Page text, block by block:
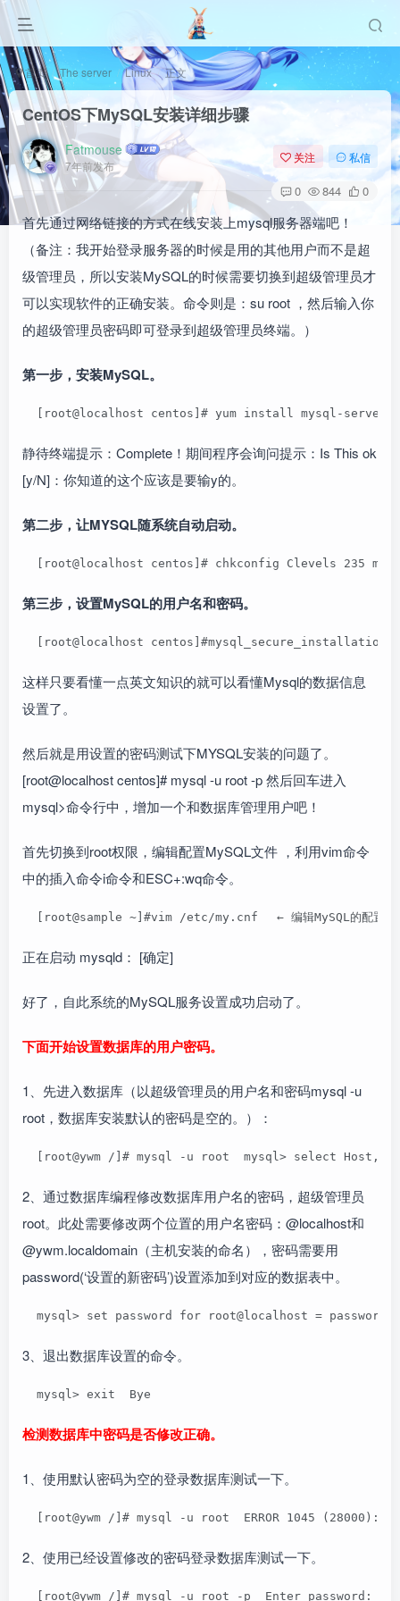
首页 The server Linux 正文
CentOS下MySQL安装详细步骤
Fatmouse
7年前发布
关注 私信
0 844 0
首先通过网络链接的方式在线安装上mysql服务器端吧！
（备注：我开始登录服务器的时候是用的其他用户而不是超
级管理员，所以安装MySQL的时候需要切换到超级管理员才
可以实现软件的正确安装。命令则是：su root ，然后输入你
的超级管理员密码即可登录到超级管理员终端。）
第一步，安装MySQL。
  [root@localhost centos]# yum install mysql-server
静待终端提示：Complete！期间程序会询问提示：Is This ok
[y/N]：你知道的这个应该是要输y的。
第二步，让MYSQL随系统自动启动。
[root@localhost centos]# chkconfig Clevels 235
第三步，设置MySQL的用户名和密码。
  [root@localhost centos]#mysql_secure_installation
这样只要看懂一点英文知识的就可以看懂Mysql的数据信息
设置了。
然后就是用设置的密码测试下MYSQL安装的问题了。
[root@localhost centos]# mysql -u root -p 然后回车进入
mysql>命令行中，增加一个和数据库管理用户吧！
首先切换到root权限，编辑配置MySQL文件 ，利用vim命令
中的插入命令i命令和ESC+:wq命令。
[root@sample ~]#vim /etc/my.cnf　 ← 编辑MySQL的配置文
正在启动 mysqld： [确定]
好了，自此系统的MySQL服务设置成功启动了。
下面开始设置数据库的用户密码。
1、先进入数据库（以超级管理员的用户名和密码mysql -u
root，数据库安装默认的密码是空的。）：
[root@ywm /]# mysql -u root  mysql> select
2、通过数据库编程修改数据库用户名的密码，超级管理员
root。此处需要修改两个位置的用户名密码：@localhost和
@ywm.localdomain（主机安装的命名），密码需要用
password(‘设置的新密码’)设置添加到对应的数据表中。
mysql> set password for root@localhost =
3、退出数据库设置的命令。
  mysql> exit  Bye
检测数据库中密码是否修改正确。
1、使用默认密码为空的登录数据库测试一下。
[root@ywm /]# mysql -u root  ERROR 1045 (28000):
2、使用已经设置修改的密码登录数据库测试一下。
[root@ywm /]# mysql -u root -p  Enter password: